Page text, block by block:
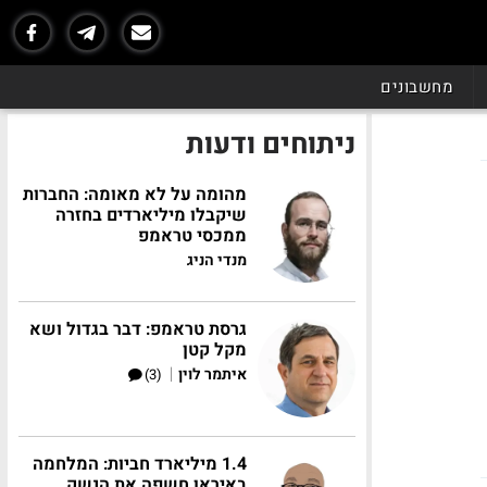
מחשבונים
ניתוחים ודעות
מהומה על לא מאומה: החברות
שיקבלו מיליארדים בחזרה
ממכסי טראמפ
מנדי הניג
גרסת טראמפ: דבר בגדול ושא
מקל קטן
איתמר לוין |
(3)
1.4 מיליארד חביות: המלחמה